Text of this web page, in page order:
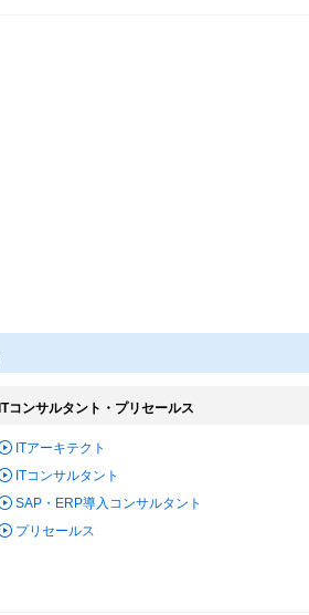
ITコンサルタント・プリセールス
ITアーキテクト
ITコンサルタント
SAP・ERP導入コンサルタント
プリセールス